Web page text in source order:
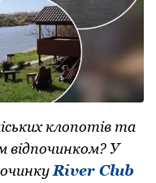
клопотів та
відпочинком? У
River Club